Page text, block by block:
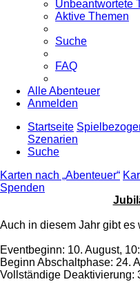
Unbeantwortete
Aktive Themen
Suche
FAQ
Alle Abenteuer
Anmelden
Startseite
Szenarien
Suche
Karten nach „Abenteuer“
Spenden
Auch in diesem Jahr gibt
Eventbeginn: 10. August,
Beginn Abschaltphase: 24.
Vollständige Deaktivierung: